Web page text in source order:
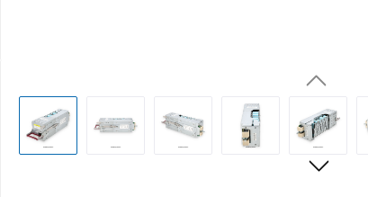
Bildergalerie überspringen